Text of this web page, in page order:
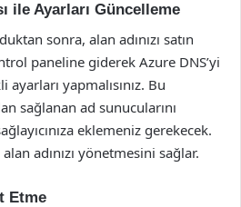
ile Ayarları Güncelleme
sonra, alan adınızı satın
paneline giderek Azure DNS’yi
yapmalısınız. Bu
sağlanan ad sunucularını
eklemeniz gerekecek.
adınızı yönetmesini sağlar.
Etme